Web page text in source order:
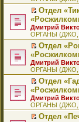
и
ю
о
б
щ
е
н
и
ю
о
м
у
с
о
о
б
щ
е
н
и
ю
и
т
а
н
н
о
м
у
с
о
о
б
щ
е
н
и
ю
е
п
р
о
ч
и
т
а
н
н
о
м
у
с
о
о
б
в
о
м
у
н
е
п
р
о
ч
и
т
а
н
н
о
м
к
п
е
р
в
о
м
у
н
е
п
р
о
ч
и
т
а
е
й
т
к
п
е
р
о
м
у
н
п
р
о
П
р
е
й
т
к
п
е
р
о
м
у
Отдел
Дмитрий
ОРГАНЫ (ДЖО,
П
р
е
й
т
к
п
е
Отдел
Дмитрий
ОРГАНЫ (ДЖО,
П
р
е
й
Отдел
Дмитрий
ОРГАНЫ (ДЖО,
Отдел